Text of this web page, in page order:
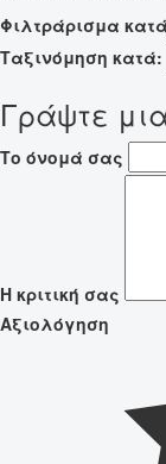
Φιλτράρισμα
Ταξινόμηση κατά:
Γράψτε
Το όνομά σας
Η κριτική σας
Αξιολόγηση